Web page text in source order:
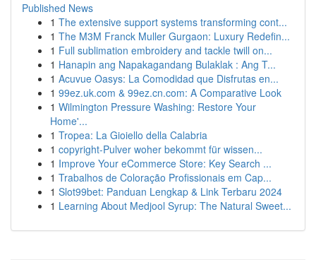
Published News
1 The extensive support systems transforming cont...
1 The M3M Franck Muller Gurgaon: Luxury Redefin...
1 Full sublimation embroidery and tackle twill on...
1 Hanapin ang Napakagandang Bulaklak : Ang T...
1 Acuvue Oasys: La Comodidad que Disfrutas en...
1 99ez.uk.com & 99ez.cn.com: A Comparative Look
1 Wilmington Pressure Washing: Restore Your
Home'...
1 Tropea: La Gioiello della Calabria
1 copyright-Pulver woher bekommt für wissen...
1 Improve Your eCommerce Store: Key Search ...
1 Trabalhos de Coloração Profissionais em Cap...
1 Slot99bet: Panduan Lengkap & Link Terbaru 2024
1 Learning About Medjool Syrup: The Natural Sweet...